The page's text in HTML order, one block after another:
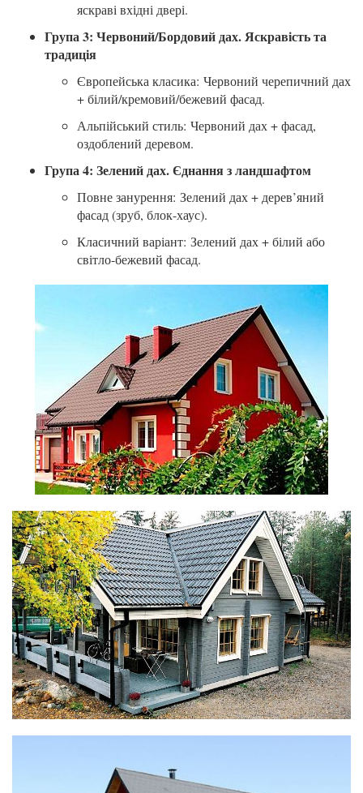
яскраві вхідні двері.
Група 3: Червоний/Бордовий дах. Яскравість та
традиція
Європейська класика: Червоний черепичний дах
+ білий/кремовий/бежевий фасад.
Альпійський стиль: Червоний дах + фасад,
оздоблений деревом.
Група 4: Зелений дах. Єднання з ландшафтом
Повне занурення: Зелений дах + дерев’яний
фасад (зруб, блок-хаус).
Класичний варіант: Зелений дах + білий або
світло-бежевий фасад.